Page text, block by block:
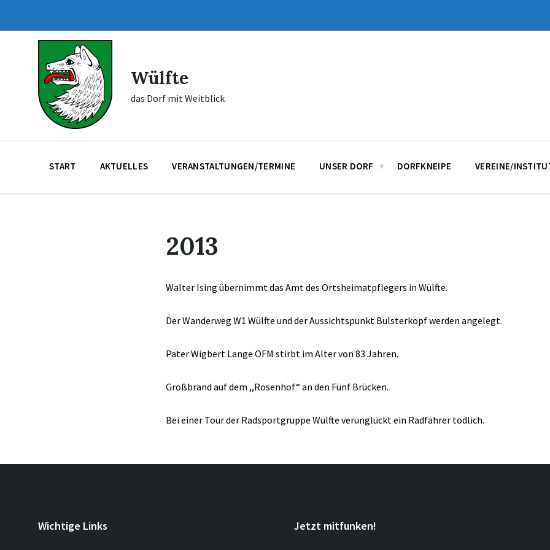
navigation
Wülfte
das Dorf mit Weitblick
START AKTUELLES VERANSTALTUNGEN/TERMINE UNSER DORF DORFKNEIPE VEREINE/
2013
Walter Ising übernimmt das Amt des Ortsheimatpflegers in Wülfte.
Der Wanderweg W1 Wülfte und der Aussichtspunkt Bulsterkopf werden angelegt.
Pater Wigbert Lange OFM stirbt im Alter von 83 Jahren.
Großbrand auf dem ,,Rosenhof“ an den Fünf Brücken.
Bei einer Tour der Radsportgruppe Wülfte verunglückt ein Radfahrer tödlich.
Wichtige Links Jetzt mitfunken!